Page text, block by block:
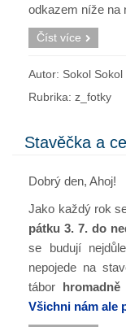
odkazem níže na
Číst více
Autor: Sokol Sokol
Rubrika:z_fotky
Stavěčka a
Dobrý den, Ahoj!
Jako každý rok
pátku 3. 7. do
se budují
nepojede na
tábor
Všichni nám ale